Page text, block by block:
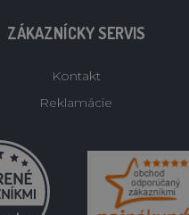
ZÁKAZNÍCKY SERVIS
Kontakt
Reklamácie